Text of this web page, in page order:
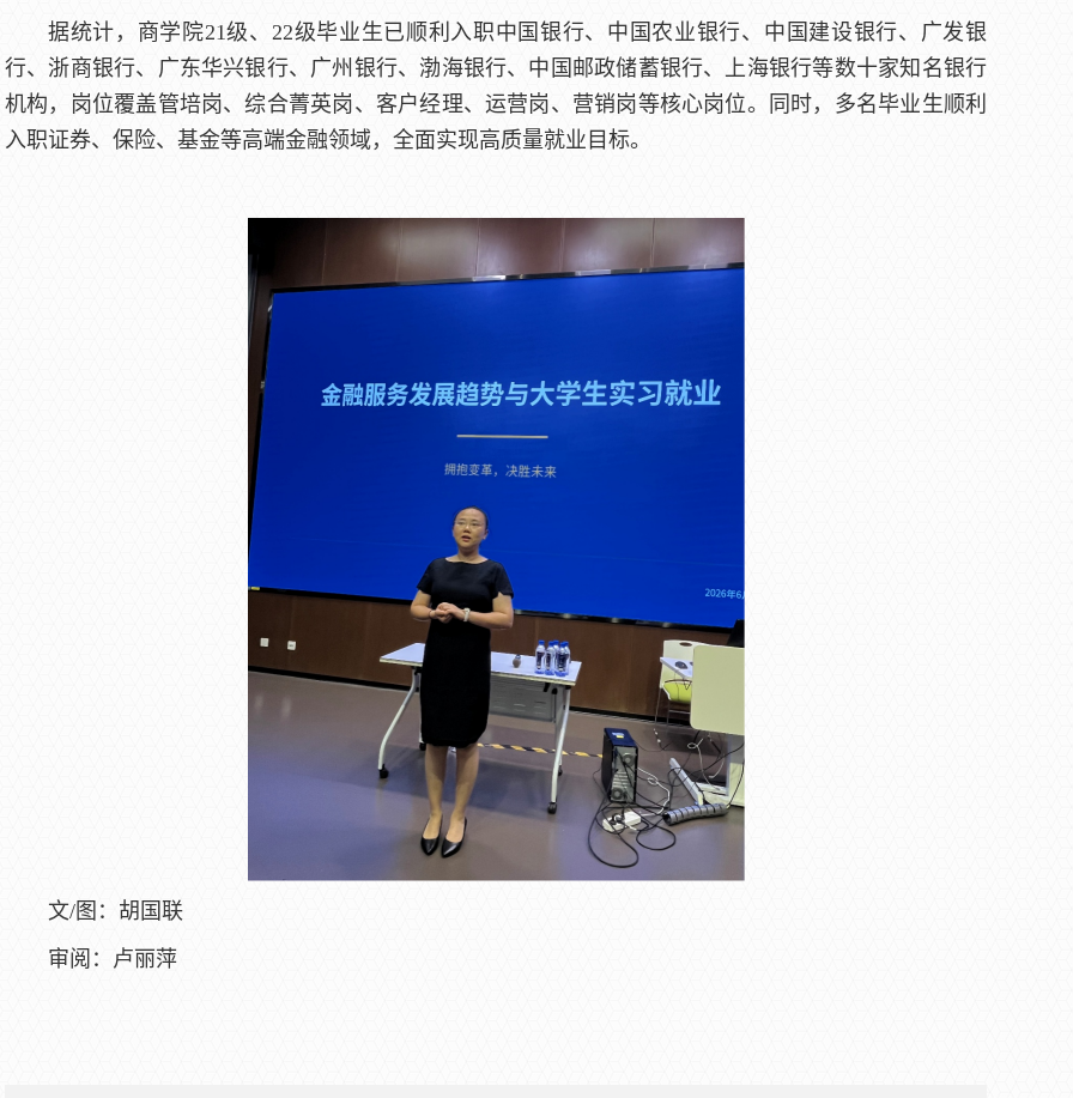
据统计，商学院21级、22级毕业生已顺利入职中国银行、中国农业银行、中国建设银行、广发银
行、浙商银行、广东华兴银行、广州银行、渤海银行、中国邮政储蓄银行、上海银行等数十家知名银行
机构，岗位覆盖管培岗、综合菁英岗、客户经理、运营岗、营销岗等核心岗位。同时，多名毕业生顺利
入职证券、保险、基金等高端金融领域，全面实现高质量就业目标。
文/图：胡国联
审阅：卢丽萍